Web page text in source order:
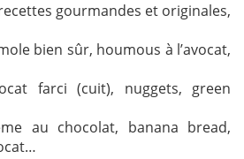
gourmandes et originales,
bien sûr, houmous à l’avocat,
farci (cuit), nuggets, green
au chocolat, banana bread,